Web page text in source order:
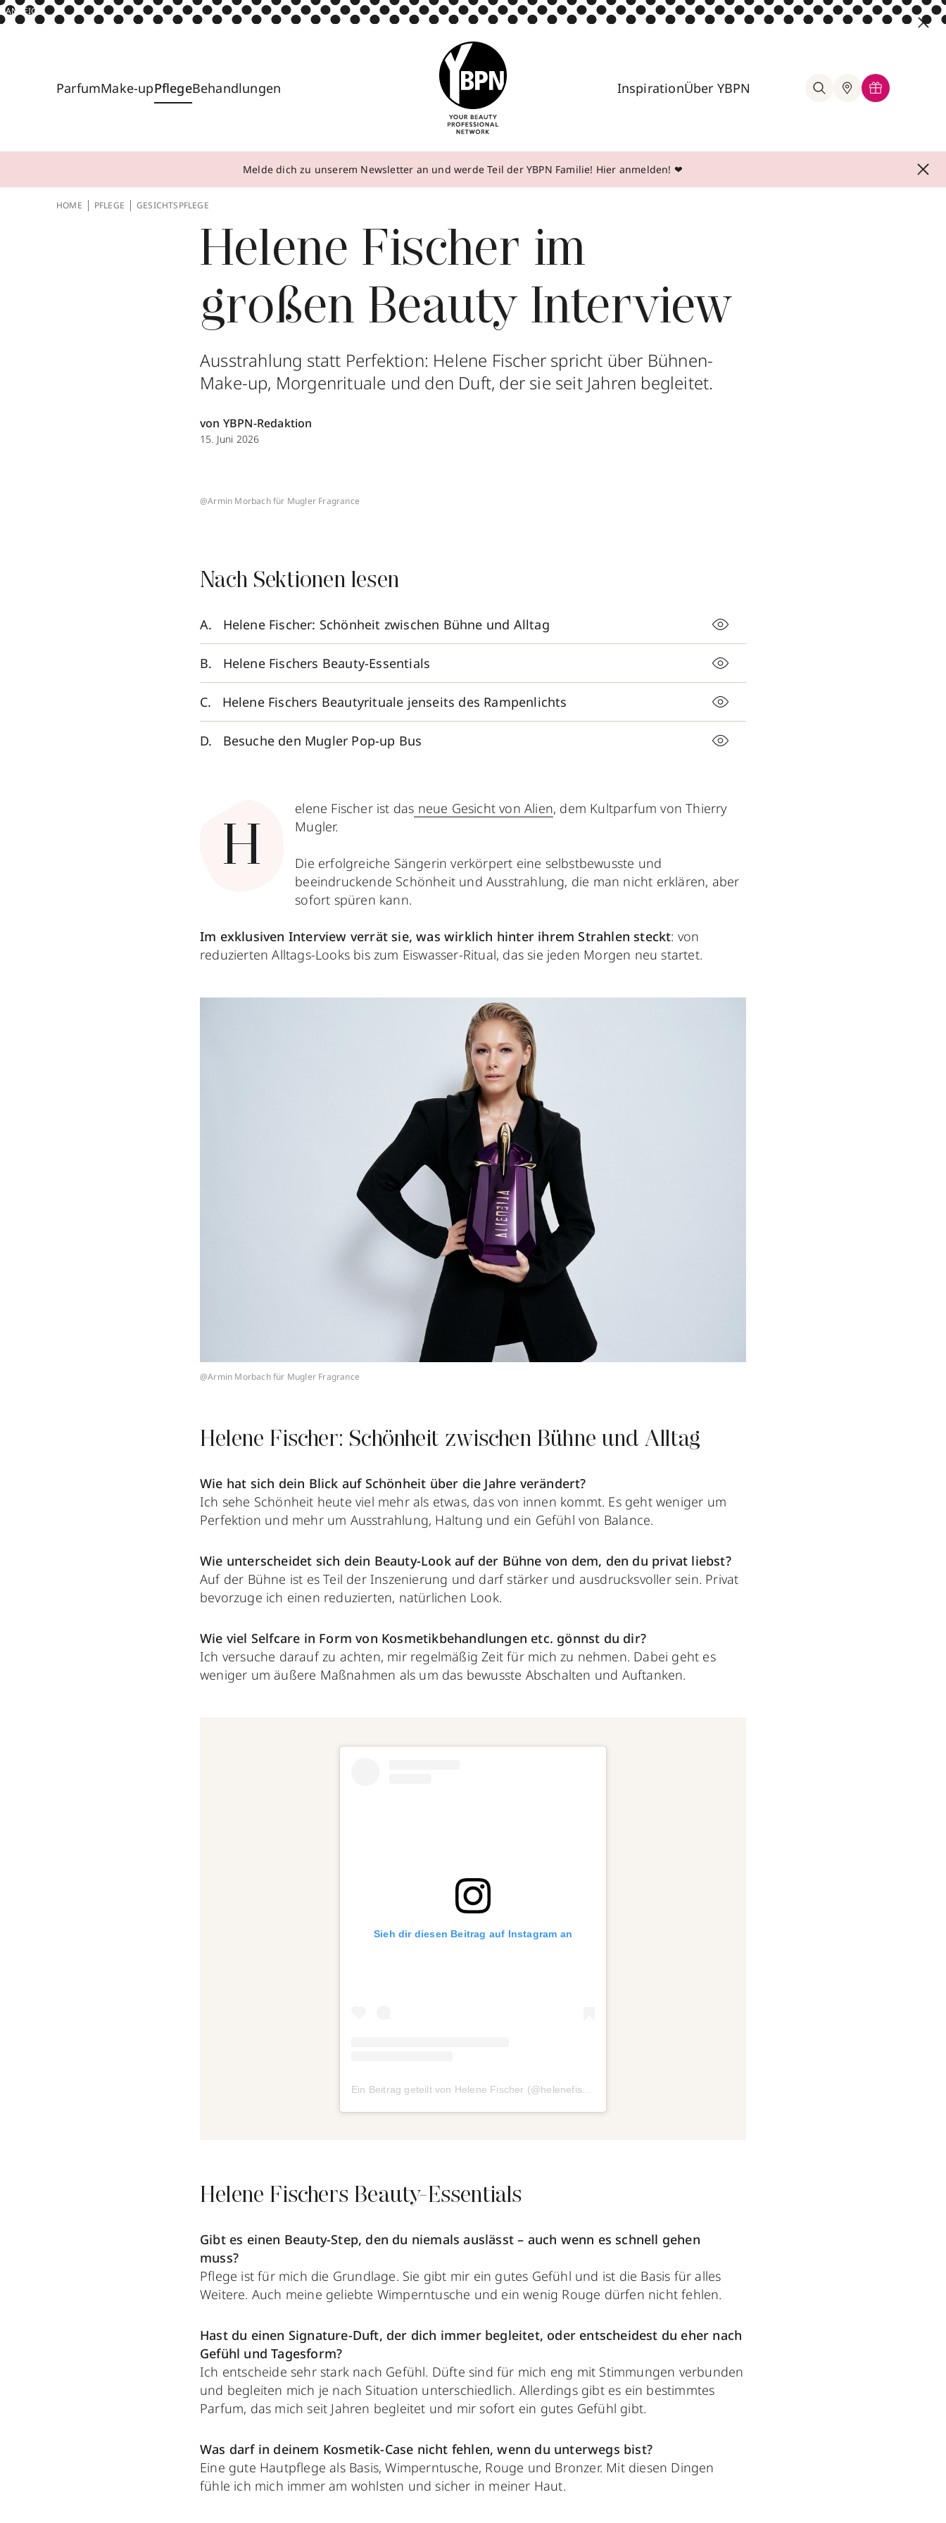
ANZEIGE
ParfumMake-upPflegeBehandlungen InspirationÜber YBPN
Melde dich zu unserem Newsletter an und werde Teil der YBPN Familie! Hier anmelden! ❤
HOME PFLEGE GESICHTSPFLEGE
Helene Fischer im
großen Beauty Interview
Ausstrahlung statt Perfektion: Helene Fischer spricht über Bühnen-
Make-up, Morgenrituale und den Duft, der sie seit Jahren begleitet.
von YBPN-Redaktion
15. Juni 2026
@Armin Morbach für Mugler Fragrance
Nach Sektionen lesen
Helene Fischer: Schönheit zwischen Bühne und Alltag
Helene Fischers Beauty-Essentials
Helene Fischers Beautyrituale jenseits des Rampenlichts
Besuche den Mugler Pop-up Bus
H
elene Fischer ist das neue Gesicht von Alien, dem Kultparfum von Thierry
Mugler.
Die erfolgreiche Sängerin verkörpert eine selbstbewusste und
beeindruckende Schönheit und Ausstrahlung, die man nicht erklären, aber
sofort spüren kann.
Im exklusiven Interview verrät sie, was wirklich hinter ihrem Strahlen steckt: von
reduzierten Alltags-Looks bis zum Eiswasser-Ritual, das sie jeden Morgen neu startet.
@Armin Morbach für Mugler Fragrance
Helene Fischer: Schönheit zwischen Bühne und Alltag
Wie hat sich dein Blick auf Schönheit über die Jahre verändert?
Ich sehe Schönheit heute viel mehr als etwas, das von innen kommt. Es geht weniger um
Perfektion und mehr um Ausstrahlung, Haltung und ein Gefühl von Balance.
Wie unterscheidet sich dein Beauty-Look auf der Bühne von dem, den du privat liebst?
Auf der Bühne ist es Teil der Inszenierung und darf stärker und ausdrucksvoller sein. Privat
bevorzuge ich einen reduzierten, natürlichen Look.
Wie viel Selfcare in Form von Kosmetikbehandlungen etc. gönnst du dir?
Ich versuche darauf zu achten, mir regelmäßig Zeit für mich zu nehmen. Dabei geht es
weniger um äußere Maßnahmen als um das bewusste Abschalten und Auftanken.
Sieh dir diesen Beitrag auf Instagram an
Ein Beitrag geteilt von Helene Fischer (@helenefischer)
Helene Fischers Beauty-Essentials
Gibt es einen Beauty-Step, den du niemals auslässt – auch wenn es schnell gehen
muss?
Pflege ist für mich die Grundlage. Sie gibt mir ein gutes Gefühl und ist die Basis für alles
Weitere. Auch meine geliebte Wimperntusche und ein wenig Rouge dürfen nicht fehlen.
Hast du einen Signature-Duft, der dich immer begleitet, oder entscheidest du eher nach
Gefühl und Tagesform?
Ich entscheide sehr stark nach Gefühl. Düfte sind für mich eng mit Stimmungen verbunden
und begleiten mich je nach Situation unterschiedlich. Allerdings gibt es ein bestimmtes
Parfum, das mich seit Jahren begleitet und mir sofort ein gutes Gefühl gibt.
Was darf in deinem Kosmetik-Case nicht fehlen, wenn du unterwegs bist?
Eine gute Hautpflege als Basis, Wimperntusche, Rouge und Bronzer. Mit diesen Dingen
fühle ich mich immer am wohlsten und sicher in meiner Haut.